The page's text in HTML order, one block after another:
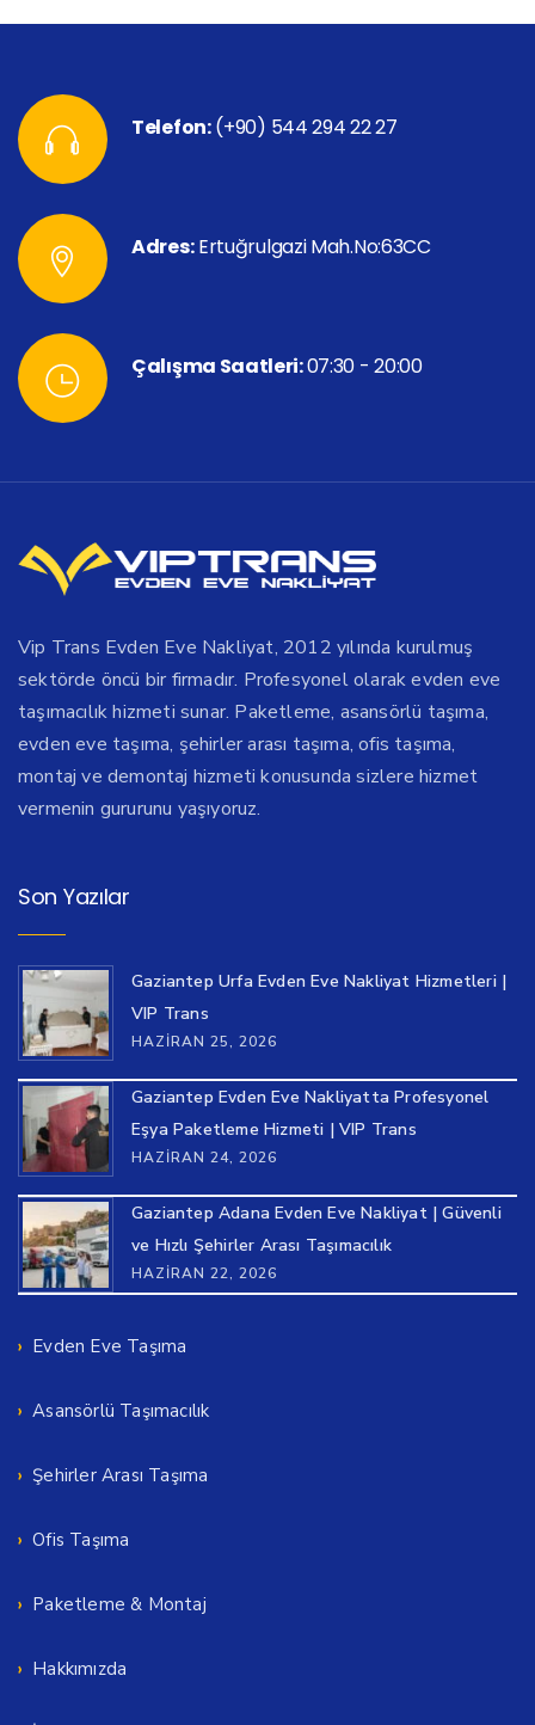
Telefon:(+90) 544 294 22 27
Adres:Ertuğrulgazi Mah.No:63CC
Çalışma Saatleri:07:30 - 20:00
Vip Trans Evden Eve Nakliyat, 2012 yılında kurulmuş
sektörde öncü bir firmadır. Profesyonel olarak evden eve
taşımacılık hizmeti sunar. Paketleme, asansörlü taşıma,
evden eve taşıma, şehirler arası taşıma, ofis taşıma,
montaj ve demontaj hizmeti konusunda sizlere hizmet
vermenin gururunu yaşıyoruz.
Son Yazılar
Gaziantep Urfa Evden Eve Nakliyat Hizmetleri |
VIP Trans
HAZIRAN 25, 2026
Gaziantep Evden Eve Nakliyatta Profesyonel
Eşya Paketleme Hizmeti | VIP Trans
HAZIRAN 24, 2026
Gaziantep Adana Evden Eve Nakliyat | Güvenli
ve Hızlı Şehirler Arası Taşımacılık
HAZIRAN 22, 2026
Evden Eve Taşıma
Asansörlü Taşımacılık
Şehirler Arası Taşıma
Ofis Taşıma
Paketleme & Montaj
Hakkımızda